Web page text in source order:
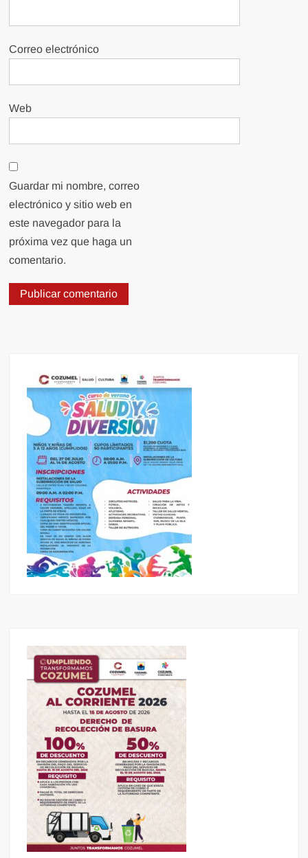
Correo electrónico
Web
Guardar mi nombre, correo
electrónico y sitio web en
este navegador para la
próxima vez que haga un
comentario.